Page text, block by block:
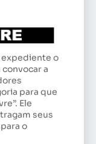
expediente o
a
para que
Ele
seus
o